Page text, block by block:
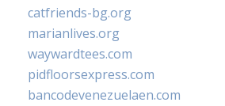
catfriends-bg.org
marianlives.org
waywardtees.com
pidfloorsexpress.com
bancodevenezuelaen.com